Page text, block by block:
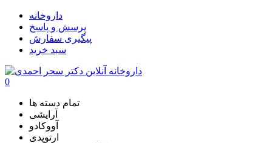
داروخانه
پرسش و پاسخ
پیگیری سفارش
سبد خرید
0
تمام دسته ها
آرایشی
آووکادو
ارتوپدی